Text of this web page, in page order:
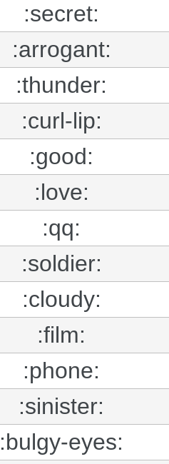
:secret:
:arrogant:
:thunder:
:curl-lip:
:good:
:love:
:qq:
:soldier:
:cloudy:
:film:
:phone:
:sinister:
:bulgy-eyes: